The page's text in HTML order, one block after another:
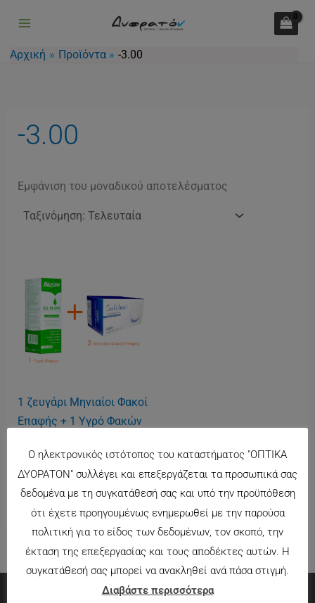
περιεχόμενο
Αρχική Προϊόντα -3.00
-3.00
Εμφάνιση του μοναδικού αποτελέσματος
1 ζευγάρι Μηνιαίοι Φακοί
Επαφής + 1 Υγρό Φακών
9.90 €
Ο ηλεκτρονικός ιστότοπος του καταστήματος "ΟΠΤΙΚΑ
ΔΥΟΡΑΤΟΝ" συλλέγει και επεξεργάζεται τα προσωπικά σας
δεδομένα με τη συγκατάθεσή σας και υπό την προϋπόθεση
ότι έχετε προηγουμένως ενημερωθεί με την παρούσα
πολιτική για το είδος των δεδομένων, τον σκοπό, την
έκταση της επεξεργασίας και τους αποδέκτες αυτών. Η
συγκατάθεσή σας μπορεί να ανακληθεί ανά πάσα στιγμή.
Διαβάστε περισσότερα